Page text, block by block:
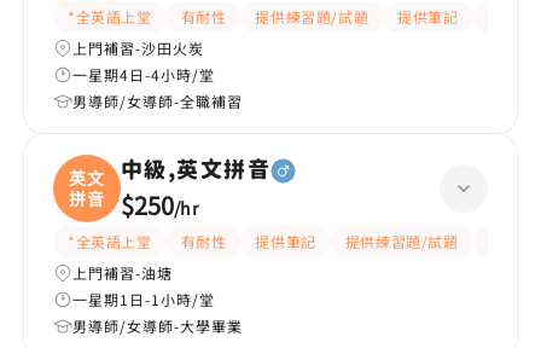
*全英語上堂 有耐性 提供練習題/試題 提供筆記
上門補習-沙田火炭
一星期4日-4小時/堂
男導師/女導師-全職補習
英文
拼音
中級,英文拼音
$250/hr
*全英語上堂 有耐性 提供筆記 提供練習題/試題
上門補習-油塘
一星期1日-1小時/堂
男導師/女導師-大學畢業